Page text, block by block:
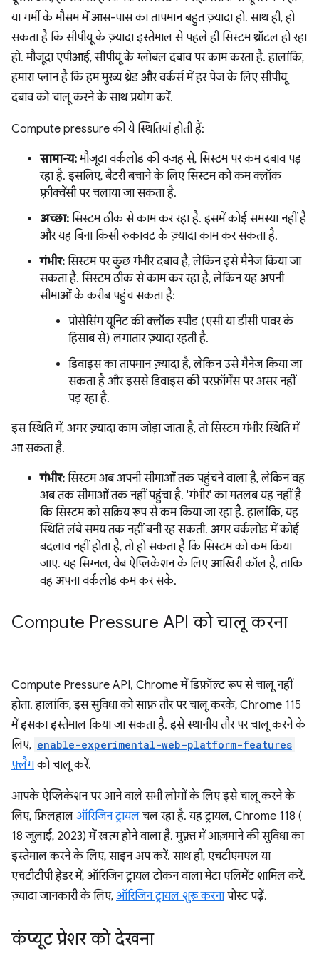
या गर्मी के मौसम में आस-पास का तापमान बहुत ज़्यादा हो. साथ ही, हो
सकता है कि सीपीयू के ज़्यादा इस्तेमाल से पहले ही सिस्टम थ्रॉटल हो रहा
हो. मौजूदा एपीआई, सीपीयू के ग्लोबल दबाव पर काम करता है. हालांकि,
हमारा प्लान है कि हम मुख्य थ्रेड और वर्कर्स में हर पेज के लिए सीपीयू
दबाव को चालू करने के साथ प्रयोग करें.
Compute pressure की ये स्थितियां होती हैं:
सामान्य:मौजूदा वर्कलोड की वजह से, सिस्टम पर कम दबाव पड़
रहा है. इसलिए, बैटरी बचाने के लिए सिस्टम को कम क्लॉक
फ़्रीक्वेंसी पर चलाया जा सकता है.
अच्छा: सिस्टम ठीक से काम कर रहा है. इसमें कोई समस्या नहीं है
और यह बिना किसी रुकावट के ज़्यादा काम कर सकता है.
गंभीर: सिस्टम पर कुछ गंभीर दबाव है, लेकिन इसे मैनेज किया जा
सकता है. सिस्टम ठीक से काम कर रहा है, लेकिन यह अपनी
सीमाओं के करीब पहुंच सकता है:
प्रोसेसिंग यूनिट की क्लॉक स्पीड (एसी या डीसी पावर के
हिसाब से) लगातार ज़्यादा रहती है.
डिवाइस का तापमान ज़्यादा है, लेकिन उसे मैनेज किया जा
सकता है और इससे डिवाइस की परफ़ॉर्मेंस पर असर नहीं
पड़ रहा है.
इस स्थिति में, अगर ज़्यादा काम जोड़ा जाता है, तो सिस्टम गंभीर स्थिति में
आ सकता है.
गंभीर: सिस्टम अब अपनी सीमाओं तक पहुंचने वाला है, लेकिन वह
अब तक सीमाओं तक नहीं पहुंचा है. 'गंभीर' का मतलब यह नहीं है
कि सिस्टम को सक्रिय रूप से कम किया जा रहा है. हालांकि, यह
स्थिति लंबे समय तक नहीं बनी रह सकती. अगर वर्कलोड में कोई
बदलाव नहीं होता है, तो हो सकता है कि सिस्टम को कम किया
जाए. यह सिग्नल, वेब ऐप्लिकेशन के लिए आखिरी कॉल है, ताकि
वह अपना वर्कलोड कम कर सके.
Compute Pressure API को चालू करना
Compute Pressure API, Chrome में डिफ़ॉल्ट रूप से चालू नहीं
होता. हालांकि, इस सुविधा को साफ़ तौर पर चालू करके, Chrome 115
में इसका इस्तेमाल किया जा सकता है. इसे स्थानीय तौर पर चालू करने के
लिए, enable-experimental-web-platform-features
फ़्लैगको चालू करें.
आपके ऐप्लिकेशन पर आने वाले सभी लोगों के लिए इसे चालू करने के
लिए, फ़िलहाल ऑरिजिन ट्रायल चल रहा है. यह ट्रायल, Chrome 118 (
18 जुलाई, 2023) में खत्म होने वाला है. मुफ़्त में आज़माने की सुविधा का
इस्तेमाल करने के लिए, साइन अप करें. साथ ही, एचटीएमएल या
एचटीटीपी हेडर में, ऑरिजिन ट्रायल टोकन वाला मेटा एलिमेंट शामिल करें.
ज़्यादा जानकारी के लिए, ऑरिजिन ट्रायल शुरू करनापोस्ट पढ़ें.
कंप्यूट प्रेशर को देखना